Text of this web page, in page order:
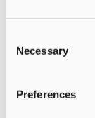
Selection
Necessary
Preferences
Door een
we het
tijd om
ieder